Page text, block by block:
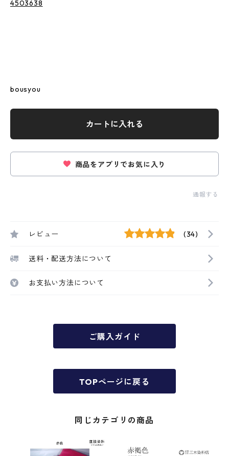
4503638
bousyou
カートに入れる
商品をアプリでお気に入り
通報する
レビュー (34)
送料・配送方法について
お支払い方法について
ご購入ガイド
TOPページに戻る
同じカテゴリの商品